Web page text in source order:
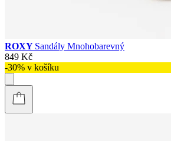
ROXY Sandály Mnohobarevný
849 Kč
-30% v košíku